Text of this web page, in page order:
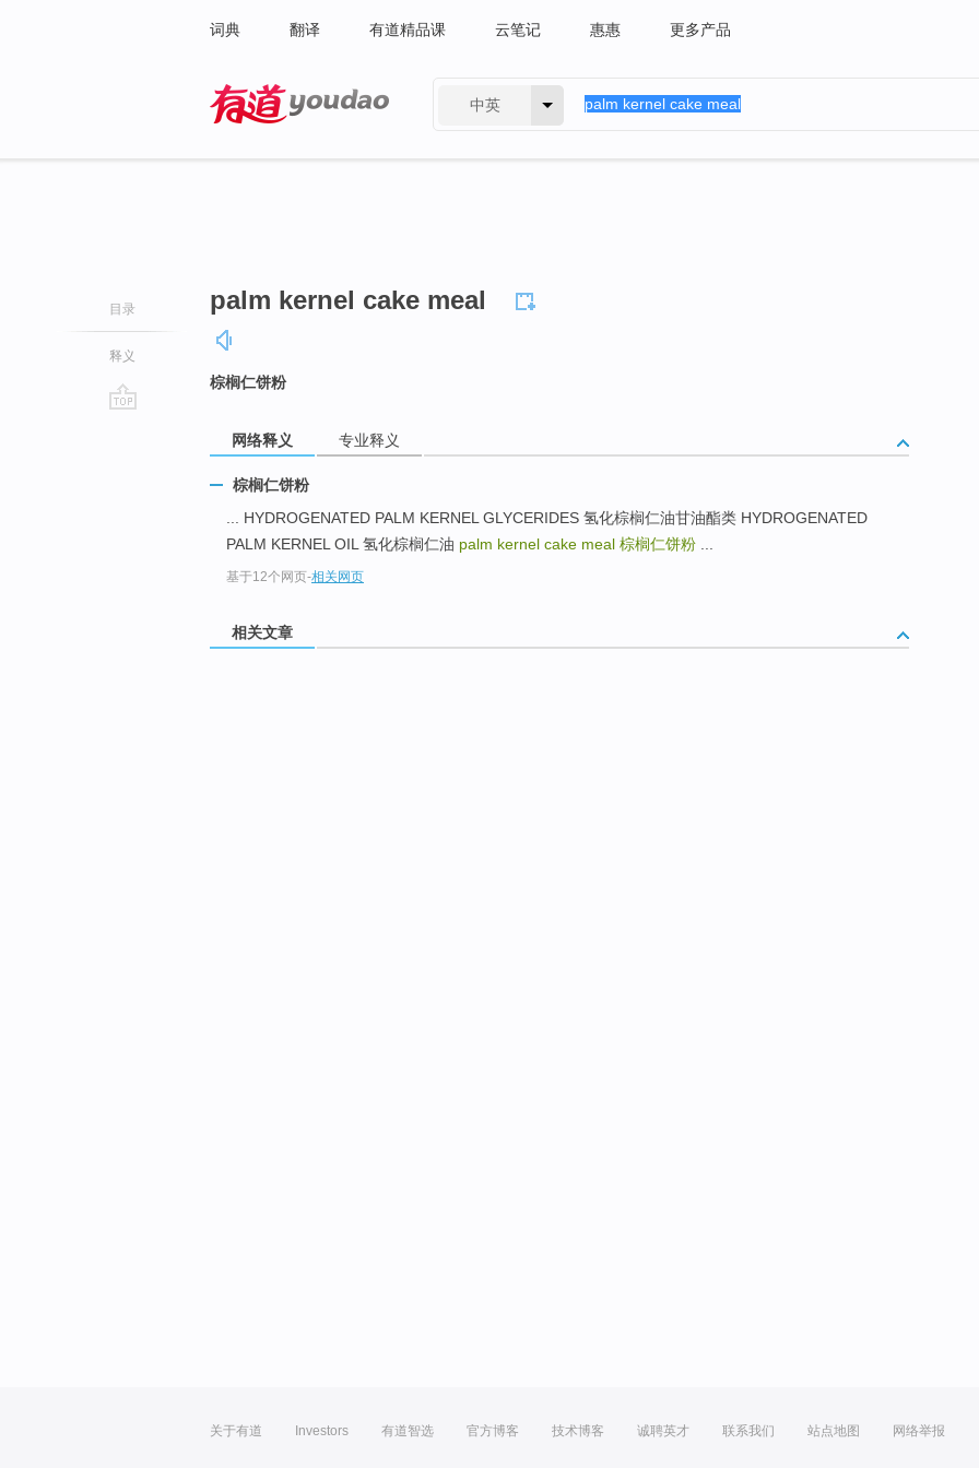
词典 翻译 有道精品课 云笔记 惠惠 更多产品
中英
目录
释义
palm kernel cake meal
棕榈仁饼粉
网络释义 专业释义
棕榈仁饼粉
... HYDROGENATED PALM KERNEL GLYCERIDES 氢化棕榈仁油甘油酯类 HYDROGENATED
PALM KERNEL OIL 氢化棕榈仁油 palm kernel cake meal 棕榈仁饼粉
基于12个网页-相关网页
相关文章
关于有道 Investors 有道智选 官方博客 技术博客 诚聘英才 联系我们 站点地图 网络举报